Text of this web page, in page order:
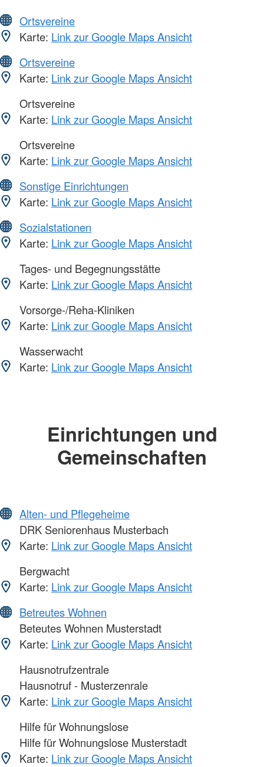
Ortsvereine
Karte: Link zur Google Maps Ansicht
Ortsvereine
Karte: Link zur Google Maps Ansicht
Ortsvereine
Karte: Link zur Google Maps Ansicht
Ortsvereine
Karte: Link zur Google Maps Ansicht
Sonstige Einrichtungen
Karte: Link zur Google Maps Ansicht
Sozialstationen
Karte: Link zur Google Maps Ansicht
Tages- und Begegnungsstätte
Karte: Link zur Google Maps Ansicht
Vorsorge-/Reha-Kliniken
Karte: Link zur Google Maps Ansicht
Wasserwacht
Karte: Link zur Google Maps Ansicht
Einrichtungen und
Gemeinschaften
Alten- und Pflegeheime
DRK Seniorenhaus Musterbach
Karte: Link zur Google Maps Ansicht
Bergwacht
Karte: Link zur Google Maps Ansicht
Betreutes Wohnen
Beteutes Wohnen Musterstadt
Karte: Link zur Google Maps Ansicht
Hausnotrufzentrale
Hausnotruf - Musterzenrale
Karte: Link zur Google Maps Ansicht
Hilfe für Wohnungslose
Hilfe für Wohnungslose Musterstadt
Karte: Link zur Google Maps Ansicht